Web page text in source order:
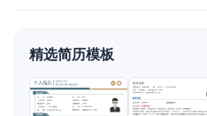
面试自我介绍
AI 职场工具 New
精选简历模板